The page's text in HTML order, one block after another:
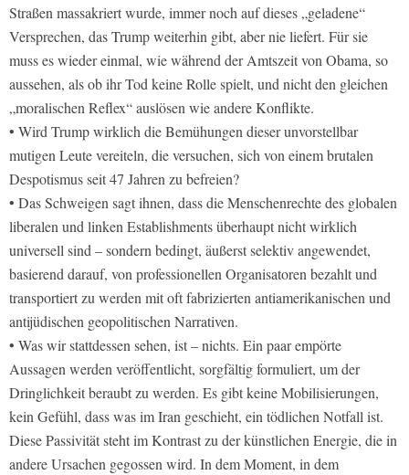
Straßen massakriert wurde, immer noch auf dieses „geladene“
Versprechen, das Trump weiterhin gibt, aber nie liefert. Für sie
muss es wieder einmal, wie während der Amtszeit von Obama, so
aussehen, als ob ihr Tod keine Rolle spielt, und nicht den gleichen
„moralischen Reflex“ auslösen wie andere Konflikte.
• Wird Trump wirklich die Bemühungen dieser unvorstellbar
mutigen Leute vereiteln, die versuchen, sich von einem brutalen
Despotismus seit 47 Jahren zu befreien?
• Das Schweigen sagt ihnen, dass die Menschenrechte des globalen
liberalen und linken Establishments überhaupt nicht wirklich
universell sind – sondern bedingt, äußerst selektiv angewendet,
basierend darauf, von professionellen Organisatoren bezahlt und
transportiert zu werden mit oft fabrizierten antiamerikanischen und
antijüdischen geopolitischen Narrativen.
• Was wir stattdessen sehen, ist – nichts. Ein paar empörte
Aussagen werden veröffentlicht, sorgfältig formuliert, um der
Dringlichkeit beraubt zu werden. Es gibt keine Mobilisierungen,
kein Gefühl, dass was im Iran geschieht, ein tödlichen Notfall ist.
Diese Passivität steht im Kontrast zu der künstlichen Energie, die in
andere Ursachen gegossen wird. In dem Moment, in dem